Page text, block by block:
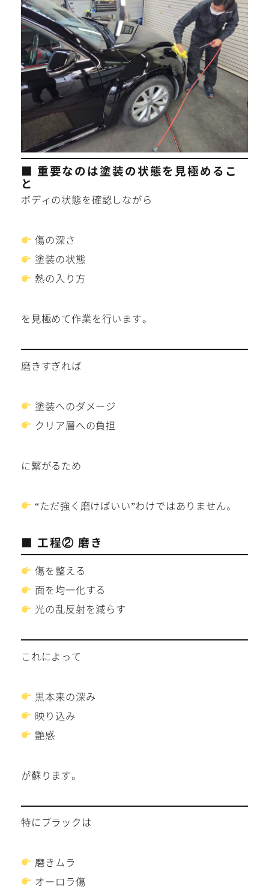
■ 重要なのは塗装の状態を見極めるこ
と
ボディの状態を確認しながら
傷の深さ
塗装の状態
熱の入り方
を見極めて作業を行います。
磨きすぎれば
塗装へのダメージ
クリア層への負担
に繋がるため
“ただ強く磨けばいい”わけではありません。
■ 工程② 磨き
傷を整える
面を均一化する
光の乱反射を減らす
これによって
黒本来の深み
映り込み
艶感
が蘇ります。
特にブラックは
磨きムラ
オーロラ傷